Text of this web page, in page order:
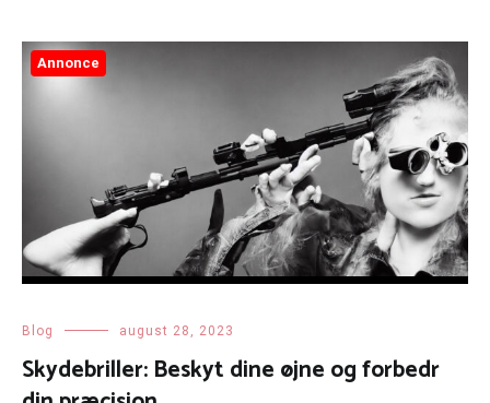
Annonce
Blog august 28, 2023
Skydebriller: Beskyt dine øjne og forbedr